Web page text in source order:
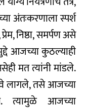
अंतःकरणाला स्पर्श
निष्ठा, समर्पण असे
आजच्या कुठल्याही
मत त्यांनी मांडले.
लागले, तसे आजच्या
त्यामुळे आजच्या